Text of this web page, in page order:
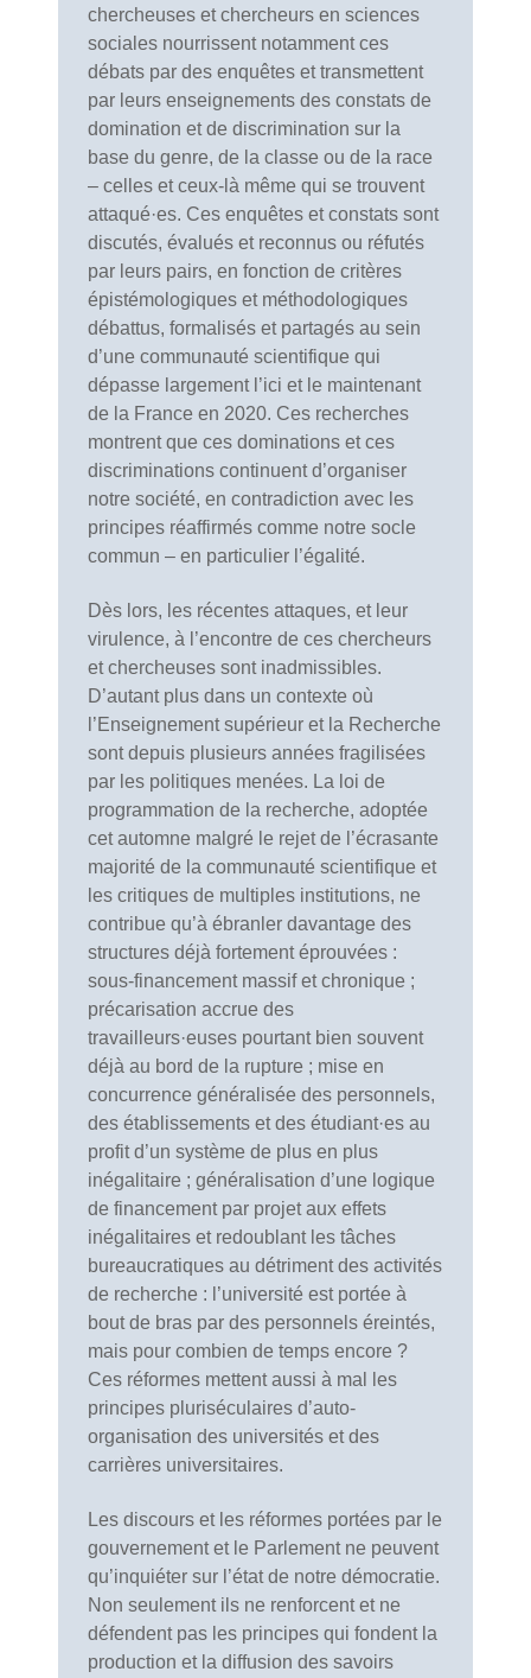
chercheuses et chercheurs en sciences
sociales nourrissent notamment ces
débats par des enquêtes et transmettent
par leurs enseignements des constats de
domination et de discrimination sur la
base du genre, de la classe ou de la race
– celles et ceux-là même qui se trouvent
attaqué·es. Ces enquêtes et constats sont
discutés, évalués et reconnus ou réfutés
par leurs pairs, en fonction de critères
épistémologiques et méthodologiques
débattus, formalisés et partagés au sein
d’une communauté scientifique qui
dépasse largement l’ici et le maintenant
de la France en 2020. Ces recherches
montrent que ces dominations et ces
discriminations continuent d’organiser
notre société, en contradiction avec les
principes réaffirmés comme notre socle
commun – en particulier l’égalité.
Dès lors, les récentes attaques, et leur
virulence, à l’encontre de ces chercheurs
et chercheuses sont inadmissibles.
D’autant plus dans un contexte où
l’Enseignement supérieur et la Recherche
sont depuis plusieurs années fragilisées
par les politiques menées. La loi de
programmation de la recherche, adoptée
cet automne malgré le rejet de l’écrasante
majorité de la communauté scientifique et
les critiques de multiples institutions, ne
contribue qu’à ébranler davantage des
structures déjà fortement éprouvées :
sous-financement massif et chronique ;
précarisation accrue des
travailleurs·euses pourtant bien souvent
déjà au bord de la rupture ; mise en
concurrence généralisée des personnels,
des établissements et des étudiant·es au
profit d’un système de plus en plus
inégalitaire ; généralisation d’une logique
de financement par projet aux effets
inégalitaires et redoublant les tâches
bureaucratiques au détriment des activités
de recherche : l’université est portée à
bout de bras par des personnels éreintés,
mais pour combien de temps encore ?
Ces réformes mettent aussi à mal les
principes pluriséculaires d’auto-
organisation des universités et des
carrières universitaires.
Les discours et les réformes portées par le
gouvernement et le Parlement ne peuvent
qu’inquiéter sur l’état de notre démocratie.
Non seulement ils ne renforcent et ne
défendent pas les principes qui fondent la
production et la diffusion des savoirs